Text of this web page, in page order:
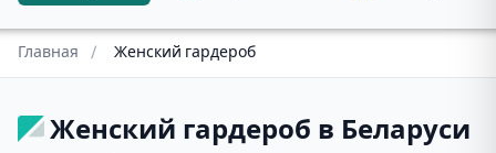
Главная / Женский гардероб
Женский гардероб в Беларуси